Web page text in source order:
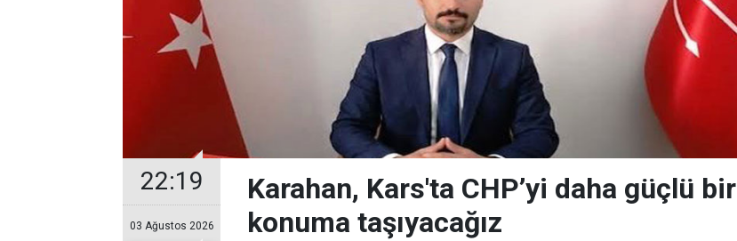
22:19
03 Ağustos 2026
Karahan, Kars'ta CHP’yi daha güçlü bir
konuma taşıyacağız